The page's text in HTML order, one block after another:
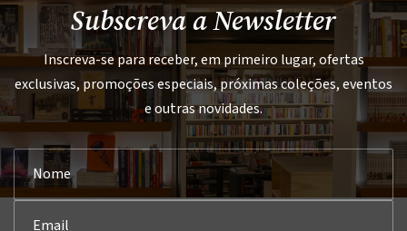
Subscreva a Newsletter
Inscreva-se para receber, em primeiro lugar, ofertas
exclusivas, promoções especiais, próximas coleções, eventos
e outras novidades.